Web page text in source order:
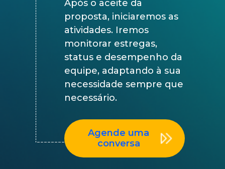
Após o aceite da
proposta, iniciaremos as
atividades. Iremos
monitorar estregas,
status e desempenho da
equipe, adaptando à sua
necessidade sempre que
necessário.
Agende uma
conversa